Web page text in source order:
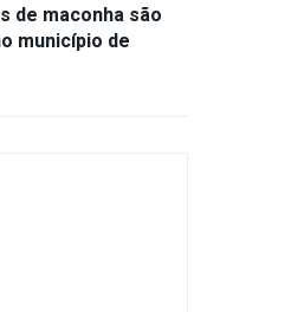
de maconha são
município de